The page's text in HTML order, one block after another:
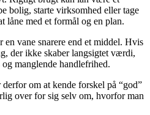
bolig, starte virksomhed eller tage
låne med et formål og en plan.
vane snarere end et middel. Hvis
der ikke skaber langsigtet værdi,
manglende handlefrihed.
om at kende forskel på “god”
over for sig selv om, hvorfor man